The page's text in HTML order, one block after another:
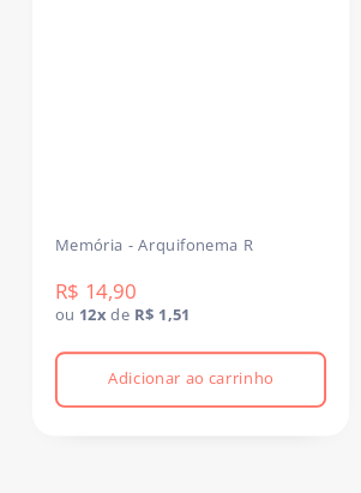
Memória - Arquifonema R
R$ 14,90
ou 12x de R$ 1,51
Adicionar ao carrinho